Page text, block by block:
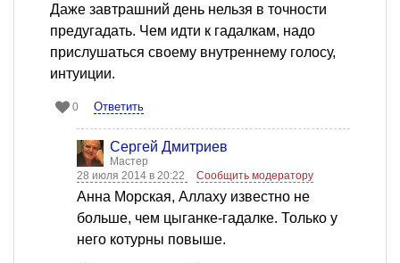
Даже завтрашний день нельзя в точности
предугадать. Чем идти к гадалкам, надо
прислушаться своему внутреннему голосу,
интуиции.
0 Ответить
Сергей Дмитриев
Мастер
28 июля 2014 в 20:22
Сообщить модератору
Анна Морская, Аллаху известно не
больше, чем цыганке-гадалке. Только у
него котурны повыше.